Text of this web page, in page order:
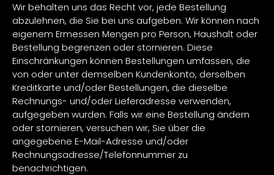
Wir behalten uns das Recht vor, jede Bestellung
abzulehnen, die Sie bei uns aufgeben. Wir können nach
eigenem Ermessen Mengen pro Person, Haushalt oder
Bestellung begrenzen oder stornieren. Diese
Einschränkungen können Bestellungen umfassen, die
von oder unter demselben Kundenkonto, derselben
Kreditkarte und/oder Bestellungen, die dieselbe
Rechnungs- und/oder Lieferadresse verwenden,
aufgegeben wurden. Falls wir eine Bestellung ändern
oder stornieren, versuchen wir, Sie über die
angegebene E-Mail-Adresse und/oder
Rechnungsadresse/Telefonnummer zu
benachrichtigen.